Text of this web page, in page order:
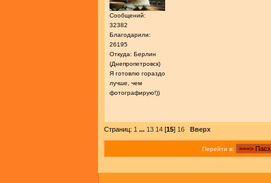
Сообщений:
32382
Благодарили:
26195
Откуда: Берлин
(Днепропетровск)
Я готовлю гораздо
лучше, чем
фотографирую!))
Страниц: 1 ... 13 14 [15] 16 Вверх
Перейти в: